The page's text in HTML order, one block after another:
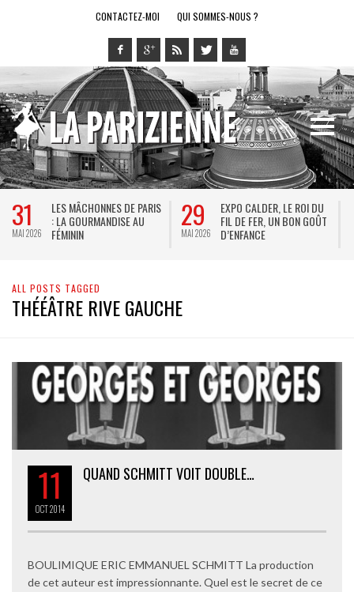
CONTACTEZ-MOI QUI SOMMES-NOUS ?
31
MAI 2026
LES MÂCHONNES DE PARIS
: LA GOURMANDISE AU
FÉMININ
29
MAI 2026
EXPO CALDER, LE ROI DU
FIL DE FER, UN BON GOÛT
D’ENFANCE
ALL POSTS TAGGED
THÉÉÂTRE RIVE GAUCHE
11
OCT2014
QUAND SCHMITT VOIT DOUBLE…
BOULIMIQUE ERIC EMMANUEL SCHMITT La production
de cet auteur est impressionnante. Quel est le secret de ce